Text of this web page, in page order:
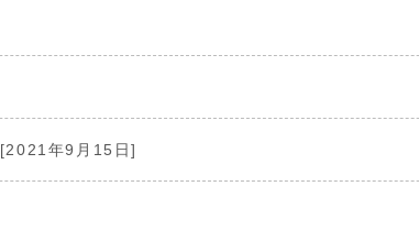
[2021年9月15日]